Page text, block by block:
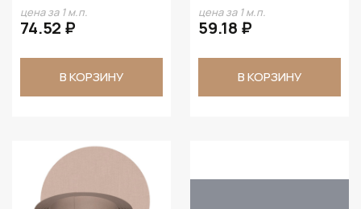
цена за 1 м.п.
74.52 ₽
В КОРЗИНУ
цена за 1 м.п.
59.18 ₽
В КОРЗИНУ